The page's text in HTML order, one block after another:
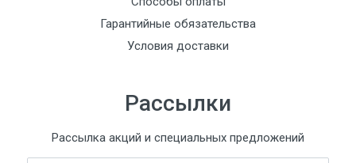
Гарантийные обязательства
Условия доставки
Рассылки
Рассылка акций и специальных предложений